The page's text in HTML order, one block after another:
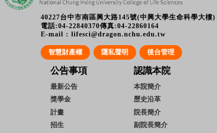
40227台中市南區興大路145號(中興大學生命科學大樓)
電話:04-22840370傳真:04-22860164
E-mail : lifesci@dragon.nchu.edu.tw
智慧財產權 隱私聲明 後台管理
公告事項
最新公告
獎學金
計畫
招生
認識本院
本院簡介
歷史沿革
院長簡介
副院長簡介